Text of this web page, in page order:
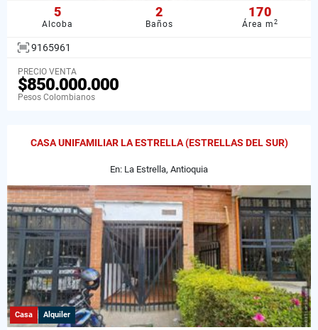
5
Alcoba
2
Baños
170
Área m2
9165961
PRECIO VENTA
$850.000.000
Pesos Colombianos
CASA UNIFAMILIAR LA ESTRELLA (ESTRELLAS DEL SUR)
En: La Estrella, Antioquia
Casa Alquiler